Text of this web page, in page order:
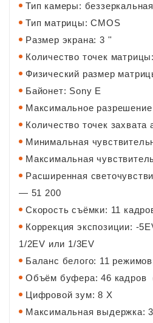
Тип камеры:
Тип матрицы: CMOS
Размер экрана: 3 ''
Количество точек
Физический размер
Байонет: Sony E
Максимальное
Количество точек захвата
Минимальная
Максимальная
Расширенная
— 51 200
Скорость съёмки: 11
Коррекция экспозиции: -
1/2EV или 1/3EV
Баланс белого: 11
Объём буфера: 46 кадров
Цифровой зум: 8 Х
Максимальная выдержка: